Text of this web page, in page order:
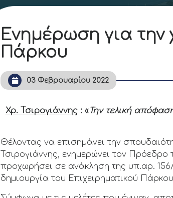
Ενημέρωση για την
Πάρκου
03 Φεβρουαρίου 2022
Χρ. Τσιρογιάννης : «Την τελική
Θέλοντας να επισημάνει την
Τσιρογιάννης, ενημερώνει τον Πρόεδρο
προχωρήσει σε ανάκληση της υπ.αρ.
δημιουργία του Επιχειρηματικού